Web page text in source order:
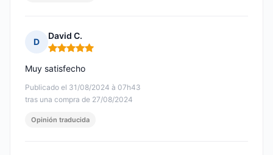
D
David C.
Nota: 5 de 5
Publicado el 31/08/2024 à 07h43
tras una compra de 27/08/2024
Muy satisfecho
Opinión traducida